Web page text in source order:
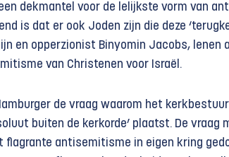
dekmantel voor de lelijkste vorm van
is dat er ook Joden zijn die deze
en opperzionist Binyomin Jacobs, lenen
van Christenen voor Israël.
de vraag waarom het kerkbestuur
buiten de kerkorde’ plaatst. De vraag
flagrante antisemitisme in eigen kring